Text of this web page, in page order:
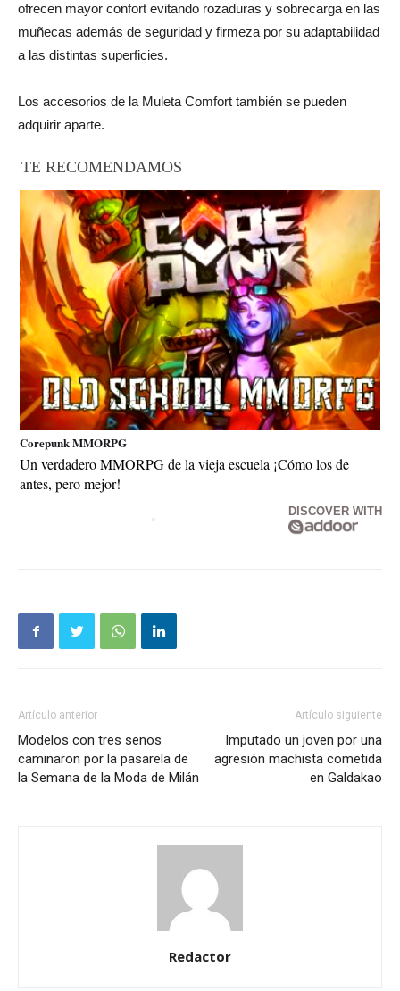
ofrecen mayor confort evitando rozaduras y sobrecarga en las
muñecas además de seguridad y firmeza por su adaptabilidad
a las distintas superficies.
Los accesorios de la Muleta Comfort también se pueden
adquirir aparte.
TE RECOMENDAMOS
Corepunk MMORPG
Un verdadero MMORPG de la vieja escuela ¡Cómo los de
antes, pero mejor!
DISCOVER WITH
Artículo anterior
Modelos con tres senos
caminaron por la pasarela de
la Semana de la Moda de Milán
Artículo siguiente
Imputado un joven por una
agresión machista cometida
en Galdakao
Redactor